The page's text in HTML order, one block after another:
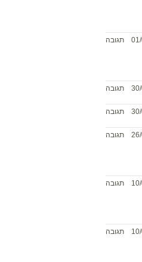
תגובה
תגובה
תגובה
תגובה
תגובה
תגובה